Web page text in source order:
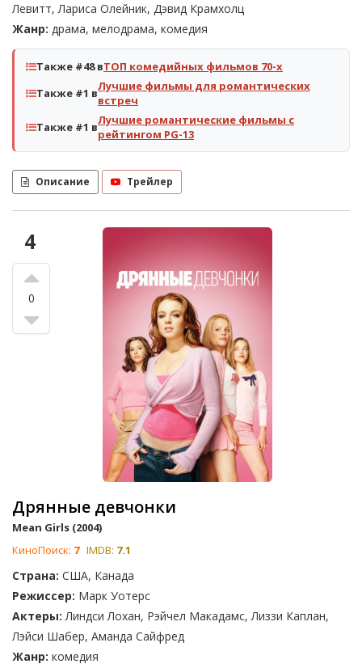
Левитт, Лариса Олейник, Дэвид Крамхолц
Жанр: драма, мелодрама, комедия
Также #48 вТОП комедийных фильмов 70-х
Также #1 вЛучшие фильмы для романтических
встреч
Также #1 вЛучшие романтические фильмы с
рейтингом PG-13
Описание Трейлер
4
0
Дрянные девчонки
Mean Girls (2004)
КиноПоиск: 7 IMDB: 7.1
Страна: США, Канада
Режиссер: Марк Уотерс
Актеры: Линдси Лохан, Рэйчел Макадамс, Лиззи Каплан,
Лэйси Шабер, Аманда Сайфред
Жанр: комедия